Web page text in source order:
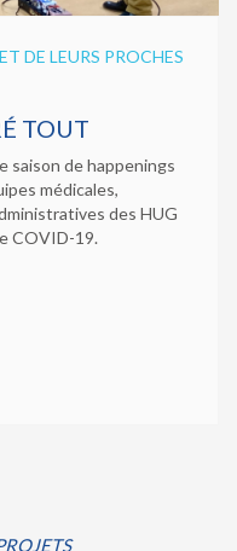
DE LEURS PROCHES
TOUT
saison de happenings
médicales,
des HUG
COVID-19.